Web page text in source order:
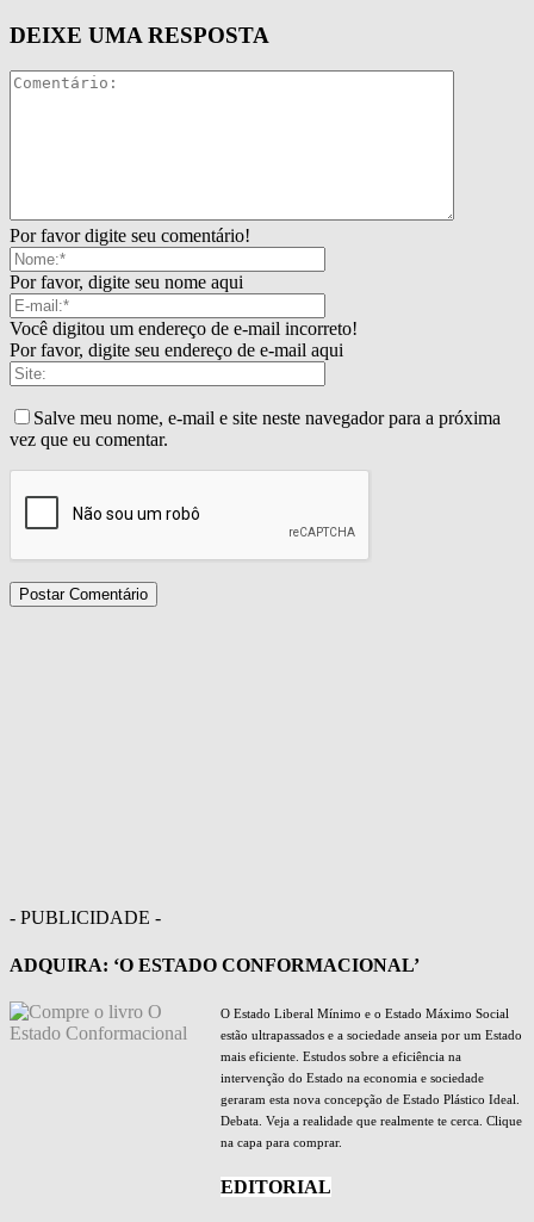
DEIXE UMA RESPOSTA
Por favor digite seu comentário!
Por favor, digite seu nome aqui
Você digitou um endereço de e-mail incorreto!
Por favor, digite seu endereço de e-mail aqui
Salve meu nome, e-mail e site neste navegador para a próxima
vez que eu comentar.
- PUBLICIDADE -
ADQUIRA: ‘O ESTADO CONFORMACIONAL’
O Estado Liberal Mínimo e o Estado Máximo Social
estão ultrapassados e a sociedade anseia por um Estado
mais eficiente. Estudos sobre a eficiência na
intervenção do Estado na economia e sociedade
geraram esta nova concepção de Estado Plástico Ideal.
Debata. Veja a realidade que realmente te cerca. Clique
na capa para comprar.
EDITORIAL